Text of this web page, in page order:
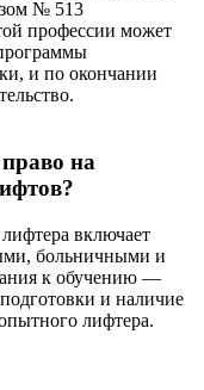
№ 513
профессии может
и по окончании
на
включает
больничными и
к обучению —
и наличие
лифтера.